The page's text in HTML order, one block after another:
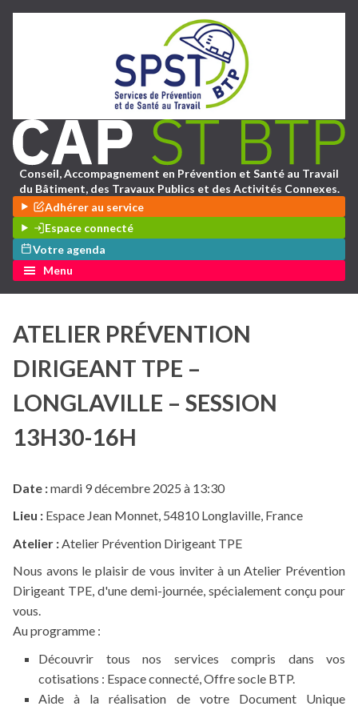
Conseil, Accompagnement en Prévention et Santé au Travail
du Bâtiment, des Travaux Publics et des Activités Connexes.
Adhérer au service
Espace connecté
Votre agenda
Menu
ATELIER PRÉVENTION
DIRIGEANT TPE –
LONGLAVILLE – SESSION
13H30-16H
Date :mardi 9 décembre 2025 à 13:30
Lieu : Espace Jean Monnet, 54810 Longlaville, France
Atelier :Atelier Prévention Dirigeant TPE
Nous avons le plaisir de vous inviter à un Atelier Prévention
Dirigeant TPE, d'une demi-journée, spécialement conçu pour
vous.
Au programme :
Découvrir tous nos services compris dans vos
cotisations : Espace connecté, Offre socle BTP.
Aide à la réalisation de votre Document Unique